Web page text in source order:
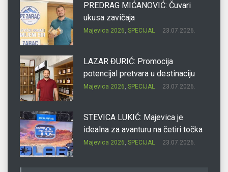
PREDRAG MIĆANOVIĆ: Čuvari
ukusa zavičaja
Majevica 2026, SPECIJAL 23.07.2026.
LAZAR ĐURIĆ: Promocija
potencijal pretvara u destinaciju
Majevica 2026, SPECIJAL 23.07.2026.
STEVICA LUKIĆ: Majevica je
idealna za avanturu na četiri točka
Majevica 2026, SPECIJAL 23.07.2026.